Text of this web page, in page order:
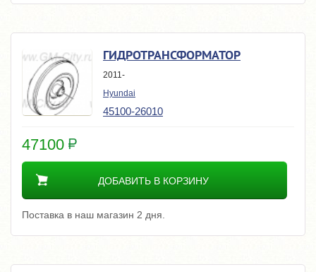
ГИДРОТРАНСФОРМАТОР
2011-
Hyundai
45100-26010
47100
ДОБАВИТЬ В КОРЗИНУ
Поставка в наш магазин 2 дня.